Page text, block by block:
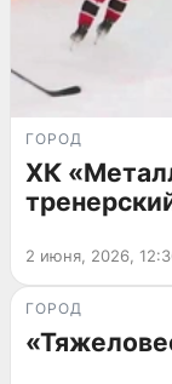
ГОРОД
ХК
2 июня, 2026,
ГОРОД